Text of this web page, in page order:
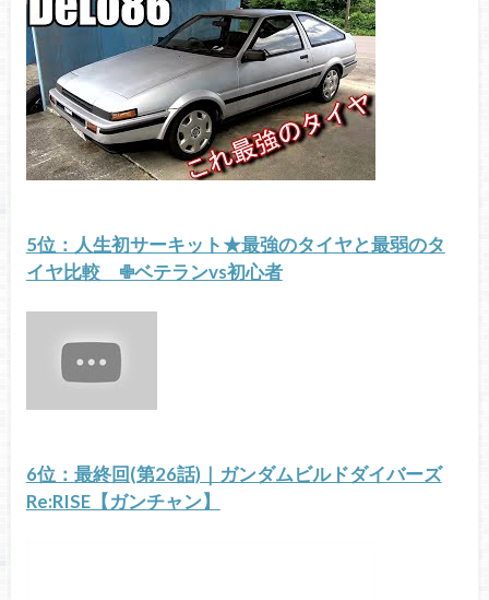
5位：人生初サーキット★最強のタイヤと最弱のタ
イヤ比較 ✙ベテランvs初心者
6位：最終回(第26話)｜ガンダムビルドダイバーズ
Re:RISE【ガンチャン】